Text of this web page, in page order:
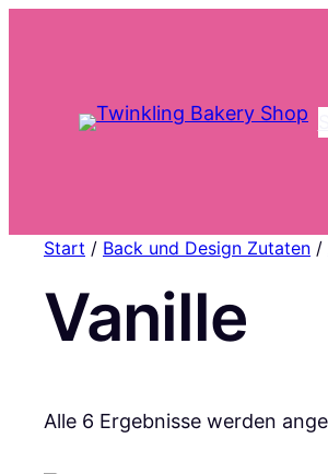
Start / Back und Design Zutaten /
Vanille
Alle 6 Ergebnisse werden